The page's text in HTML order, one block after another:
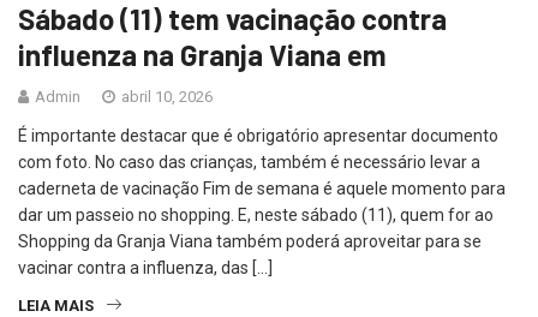
Sábado (11) tem vacinação contra
influenza na Granja Viana em
Admin abril 10, 2026
É importante destacar que é obrigatório apresentar documento
com foto. No caso das crianças, também é necessário levar a
caderneta de vacinação Fim de semana é aquele momento para
dar um passeio no shopping. E, neste sábado (11), quem for ao
Shopping da Granja Viana também poderá aproveitar para se
vacinar contra a influenza, das […]
LEIA MAIS